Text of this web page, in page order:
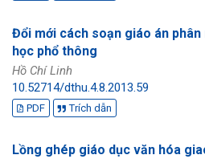
Đổi mới cách soạn giáo án
học phổ thông
Hồ Chí Linh
10.52714/dthu.4.8.2013.59
PDF Trích dẫn
Lồng ghép giáo dục văn hóa